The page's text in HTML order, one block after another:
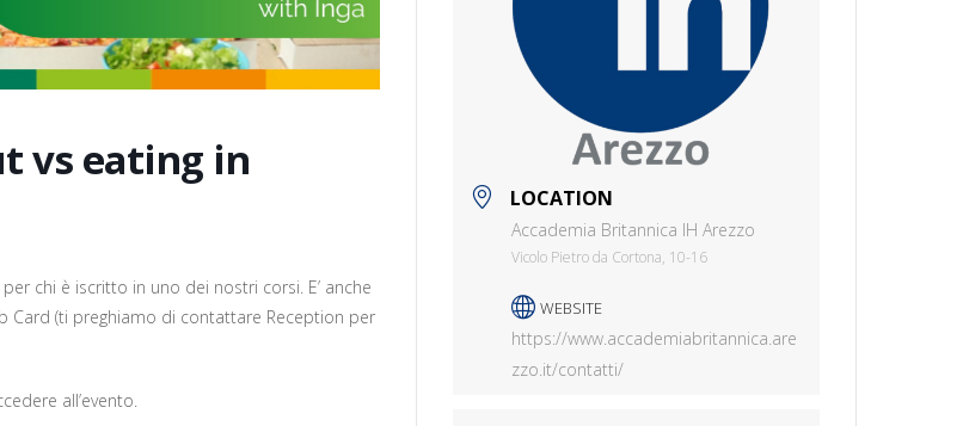
vs eating in
chi è iscritto in uno dei nostri corsi. E’ anche
Card (ti preghiamo di contattare Reception per
all’evento.
LOCATION
Accademia Britannica IH Arezzo
Vicolo Pietro da Cortona, 10-16
WEBSITE
https://www.accademiabritannica.are
zzo.it/contatti/